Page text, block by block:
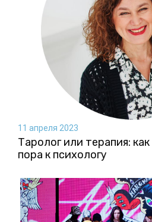
11 апреля 2023
Таролог или терапия:
пора к психологу